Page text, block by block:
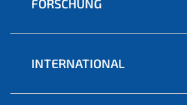
FORSCHUNG
INTERNATIONAL